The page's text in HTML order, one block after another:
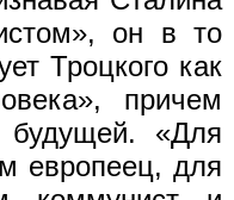
он в то
Троцкого как
причем
«Для
европеец, для